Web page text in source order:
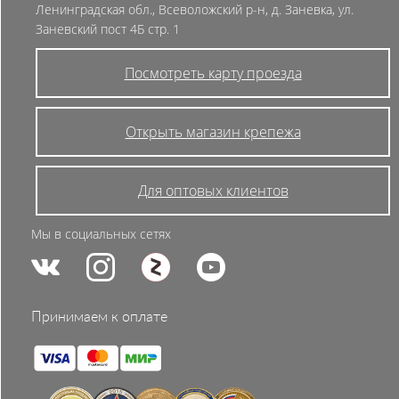
Ленинградская обл., Всеволожский р-н, д. Заневка, ул.
Заневский пост 4Б стр. 1
Посмотреть карту проезда
Открыть магазин крепежа
Для оптовых клиентов
Мы в социальных сетях
Принимаем к оплате